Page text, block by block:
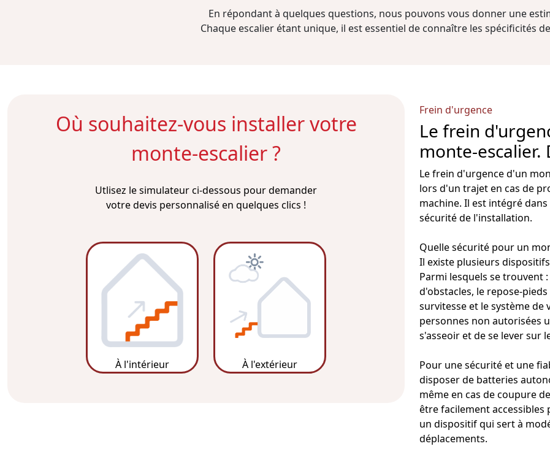
En répondant à quelques questions, nous pouvons vous donner une
Chaque escalier étant unique, il est essentiel de connaître les spécificités
Où souhaitez-vous installer votre
monte-escalier ?
Utlisez le simulateur ci-dessous pour demander
votre devis personnalisé en quelques clics !
À l'intérieur À l'extérieur
Frein d'urgence
Le frein
monte-escalier.
Le frein d'urgence d'un
lors d'un trajet en cas de
machine. Il est intégré
sécurité de l'installation.
Quelle sécurité pour un
Il existe plusieurs
Parmi lesquels se trouvent
d'obstacles, le repose-
survitesseet le système de
personnes non autorisées
s'asseoir et de se lever sur
Pour une sécurité et une
disposer de batteries
même en cas de coupure
être facilement accessibles
un dispositif qui sert à
déplacements.